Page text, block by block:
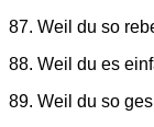
87. Weil du so
88. Weil du es
89. Weil du so